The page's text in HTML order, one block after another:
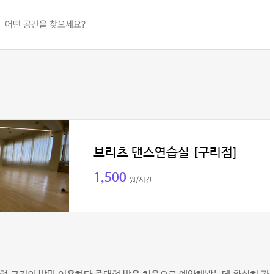
브리츠 댄스연습실 [구리점]
1,500 원/시간